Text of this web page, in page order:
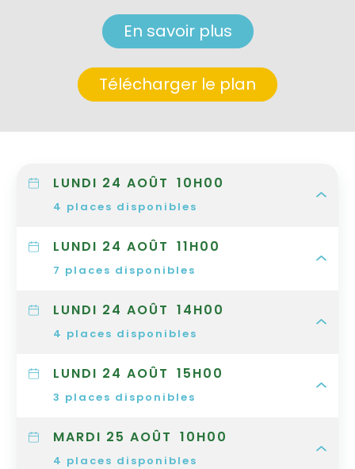
Télécharger le plan
En savoir plus
LUNDI 24 AOÛT 10H00
4 places disponibles
LUNDI 24 AOÛT 11H00
7 places disponibles
LUNDI 24 AOÛT 14H00
4 places disponibles
LUNDI 24 AOÛT 15H00
3 places disponibles
MARDI 25 AOÛT 10H00
4 places disponibles